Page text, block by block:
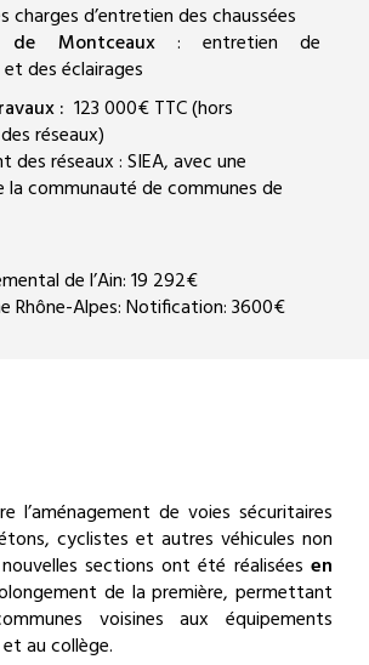
charges d’entretien des chaussées
Montceaux: entretien de
des éclairages
: 123 000€ TTC (hors
réseaux)
des réseaux : SIEA, avec une
communauté de communes de
de l’Ain: 19 292€
Rhône-Alpes: Notification: 3600€
l’aménagement de voies sécuritaires
cyclistes et autres véhicules non
sections ont été réalisées en
de la première, permettant
voisines aux équipements
au collège.